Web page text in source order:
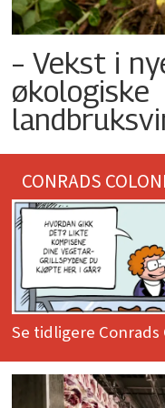
– Vekst i
økologiske
CONRADS
Se tidligere Conrads